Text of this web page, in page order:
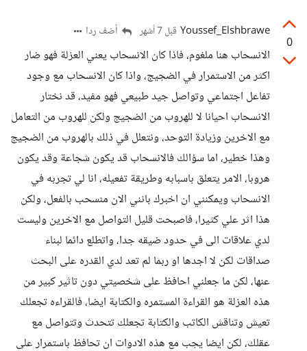
0
Youssef_Elshbrawe قبل 7 أشهر أضف ردا
الانسحاب هنا ملغوم، فاذا كان الانسحاب يعني العزلة فهو ضار
اكثر من الاستمرار في الضجيج، واذا كان الانسحاب مع وجود
تفاعل اجتماعي وتواصل جيد طبيعي فهو مفيد، قد نختار
الانسحاب احيانا لا للهروب من الضجيج ولكن للهروب من التعامل
مع الاخرين وزيادة التوحد، ونتعلل في ذلك بالهروب من الضجيج
وهذا خطير، اما سؤالك فالانسحاب قد يكون شجاعة وقد يكون
هروبا، الامر يتعلق باسبابه وطريقة تفعيله، انا لي تجربه في
الانسحاب ويمكنني ان اخبرك بانني الان منسحب بالفعل، ولكن
هذا اثر علي كثيرا، فاصبحت قليل التواصل مع الاخرين وليست
لدي علاقات الى في حدود ضيقه جدا، واتطلع دائما لبناء
صداقات لكن لا اجدها او ربما لم تعد لدي القدره على البحث
عنها، لكن ما جعلني احافظ على شخصيتي دون تاثير كبير من
هذه العزلة هو القراءة المستمره والكتابة ايضا، فالقراءه تجعلك
تعيش وتناقش الكاتب والكتابة تجعلك تتحدث وتتواصل مع
عقلك، لكن ايضا يجب مع هذه الادوات ان تحافظ باستمرار على